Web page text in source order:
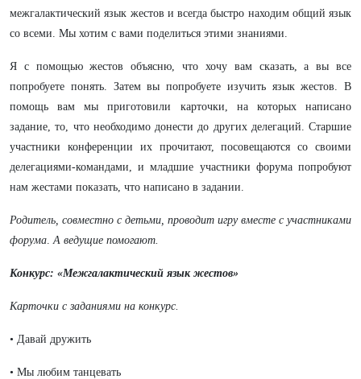
межгалактический язык жестов и всегда быстро находим общий язык
со всеми. Мы хотим с вами поделиться этими знаниями.
Я с помощью жестов объясню, что хочу вам сказать, а вы все
попробуете понять. Затем вы попробуете изучить язык жестов. В
помощь вам мы приготовили карточки, на которых написано
задание, то, что необходимо донести до других делегаций. Старшие
участники конференции их прочитают, посовещаются со своими
делегациями-командами, и младшие участники форума попробуют
нам жестами показать, что написано в задании.
Родитель, совместно с детьми, проводит игру вместе с участниками
форума.А ведущие помогают.
Конкурс: «Межгалактический язык жестов»
Карточки с заданиями на конкурс.
• Давай дружить
• Мы любим танцевать